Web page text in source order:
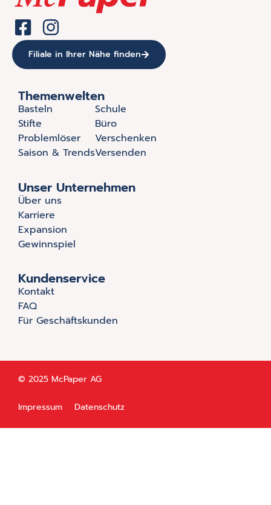
Filiale in Ihrer Nähe finden
Themenwelten
Basteln
Stifte
Problemlöser
Saison & Trends
Schule
Büro
Verschenken
Versenden
Unser Unternehmen
Über uns
Karriere
Expansion
Gewinnspiel
Kundenservice
Kontakt
FAQ
Für Geschäftskunden
© 2025 McPaper AG
Impressum Datenschutz